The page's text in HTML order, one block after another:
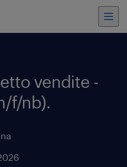
vendite -
f/nb).